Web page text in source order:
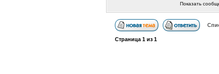
Показать
Страница 1из 1